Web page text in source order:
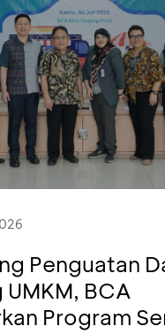
Penguatan
UMKM, BCA
Program